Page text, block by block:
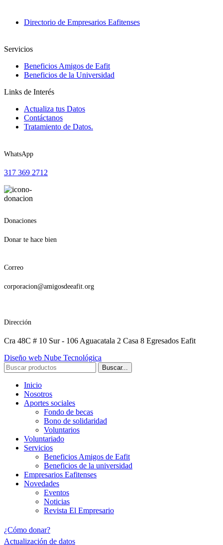
Directorio de Empresarios Eafitenses
Servicios
Beneficios Amigos de Eafit
Beneficios de la Universidad
Links de Interés
Actualiza tus Datos
Contáctanos
Tratamiento de Datos.
WhatsApp
317 369 2712
Donaciones
Donar te hace bien
Correo
corporacion@amigosdeeafit.org
Dirección
Cra 48C # 10 Sur - 106 Aguacatala 2 Casa 8 Egresados Eafit
Diseño web Nube Tecnológica
Buscar...
Inicio
Nosotros
Aportes sociales
Fondo de becas
Bono de solidaridad
Voluntarios
Voluntariado
Servicios
Beneficios Amigos de Eafit
Beneficios de la universidad
Empresarios Eafitenses
Novedades
Eventos
Noticias
Revista El Empresario
¿Cómo donar?
Actualización de datos